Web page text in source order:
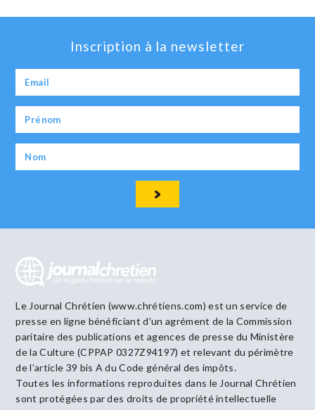
Inscription à la newsletter
Le Journal Chrétien (www.chrétiens.com) est un service de
presse en ligne bénéficiant d’un agrément de la Commission
paritaire des publications et agences de presse du Ministère
de la Culture (CPPAP 0327Z94197) et relevant du périmètre
de l’article 39 bis A du Code général des impôts.
Toutes les informations reproduites dans le Journal Chrétien
sont protégées par des droits de propriété intellectuelle